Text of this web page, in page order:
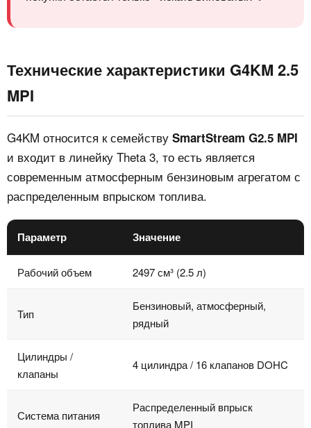
Технические характеристики G4KM 2.5
MPI
G4KM относится к семейству SmartStream G2.5 MPI
и входит в линейку Theta 3, то есть является
современным атмосферным бензиновым агрегатом с
распределенным впрыском топлива.
Параметр Значение
Рабочий объем 2497 см³ (2.5 л)
Тип
Бензиновый, атмосферный,
рядный
Цилиндры /
клапаны
4 цилиндра / 16 клапанов DOHC
Система питания
Распределенный впрыск
топлива MPI